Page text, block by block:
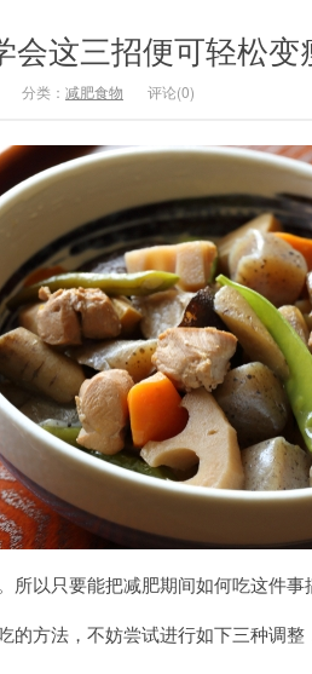
会这三招便可轻松变
分类： 减肥食物 评论(0)
所以只要能把减肥期间如何吃这件事
的方法，不妨尝试进行如下三种调整